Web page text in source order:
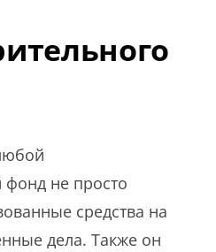
фонд не просто
средства на
дела. Также он